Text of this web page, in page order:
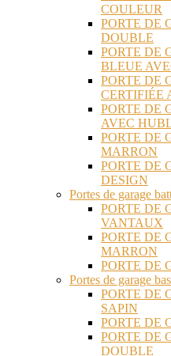
COULEUR
PORTE DE
DOUBLE
PORTE DE
BLEUE
PORTE DE
CERTIFIÉE
PORTE DE
AVEC
PORTE DE
MARRON
PORTE DE
DESIGN
Portes de garage
PORTE DE
VANTAUX
PORTE DE
MARRON
PORTE DE
Portes de garage
PORTE DE
SAPIN
PORTE DE
PORTE DE
DOUBLE